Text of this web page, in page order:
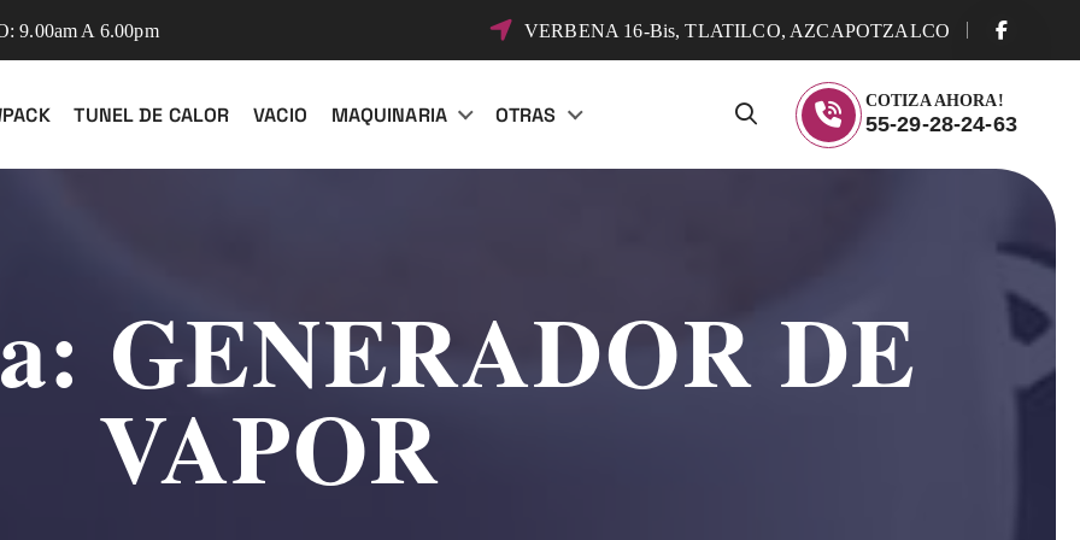
9.00am A 6.00pm VERBENA 16-Bis, TLATILCO, AZCAPOTZALCO
TUNEL DE CALOR VACIO MAQUINARIA OTRAS
COTIZA AHORA!
55-29-28-24-63
GENERADOR DE
VAPOR